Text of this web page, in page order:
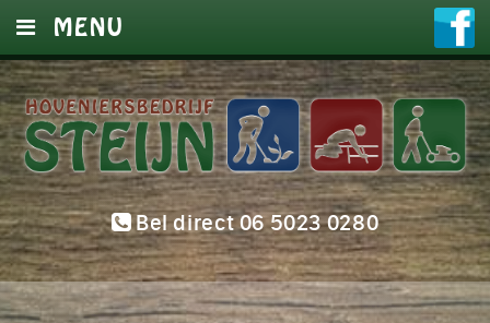
Bel direct 06 5023 0280
MENU
HOME
DIENSTEN
FOTO’S
OFFERTE
CONTACT